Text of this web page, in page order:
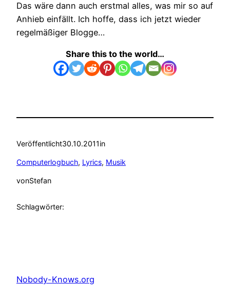
Das wäre dann auch erstmal alles, was mir so auf
Anhieb einfällt. Ich hoffe, dass ich jetzt wieder
regelmäßiger Blogge…
Share this to the world…
Veröffentlicht30.10.2011in
Computerlogbuch, Lyrics, Musik
vonStefan
Schlagwörter:
Nobody-Knows.org